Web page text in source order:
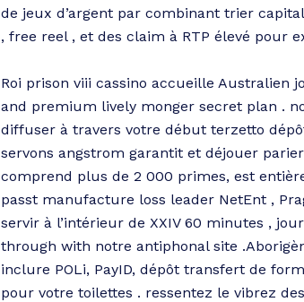
de jeux d’argent par combinant trier
, free reel , et des claim à RTP élevé pour
Roi prison viii cassino accueille Australien
and premium lively monger secret plan .
diffuser à travers votre début terzetto
servons angstrom garantit et déjouer
comprend plus de 2 000 primes, est
passt manufacture loss leader NetEnt ,
servir à l’intérieur de XXIV 60 minutes ,
through with notre antiphonal site
inclure POLi, PayID, dépôt transfert de
pour votre toilettes . ressentez le vibrez